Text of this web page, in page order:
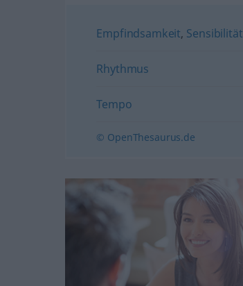
Empfindsamkeit, Sensibilität
Rhythmus
Tempo
© OpenThesaurus.de